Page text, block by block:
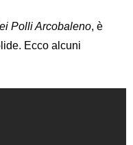
Polli Arcobaleno, è
Ecco alcuni